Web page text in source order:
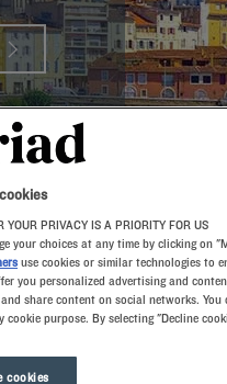
Marsella, embriagándose de su
YOUR PRIVACY IS A PRIORITY FOR US
your choices at any time by clicking on
use cookies or similar technologies to
you personalized advertising and
share content on social networks.
cookie purpose. By selecting "Decline
cookies